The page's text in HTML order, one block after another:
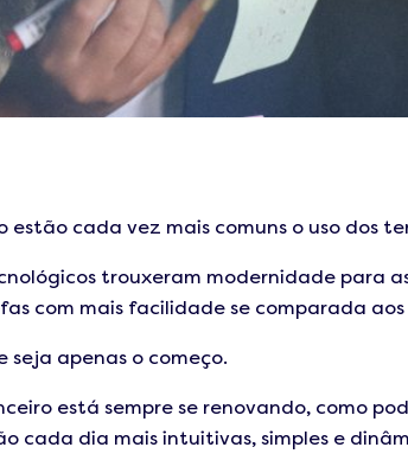
cada vez mais comuns o uso dos
trouxeram modernidade para
com mais facilidade se comparada aos
seja apenas o começo.
está sempre se renovando, como
cada dia mais intuitivas, simples e